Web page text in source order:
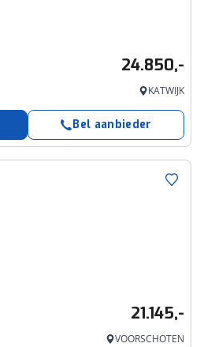
24.850,-
KATWIJK
Bel aanbieder
21.145,-
VOORSCHOTEN